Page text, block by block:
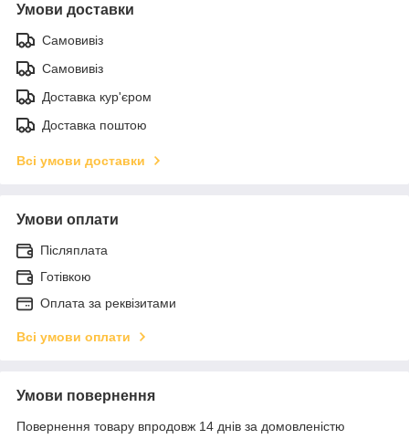
Умови доставки
Самовивіз
Самовивіз
Доставка кур'єром
Доставка поштою
Всі умови доставки
Умови оплати
Післяплата
Готівкою
Оплата за реквізитами
Всі умови оплати
Умови повернення
Повернення товару впродовж 14 днів за домовленістю